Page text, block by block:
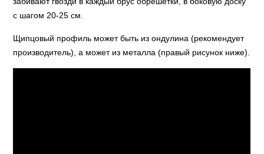
с шагом 20-25 см.
Щипцовый профиль может быть из ондулина (рекомендует
производитель), а может из металла (правый рисунок ниже).